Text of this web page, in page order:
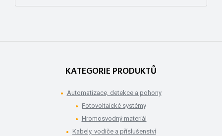
KATEGORIE PRODUKTŮ
Automatizace, detekce a pohony
Fotovoltaické systémy
Hromosvodný materiál
Kabely, vodiče a příslušenství